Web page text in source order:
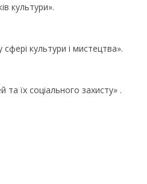
культури».
культури і мистецтва».
їх соціального захисту» .